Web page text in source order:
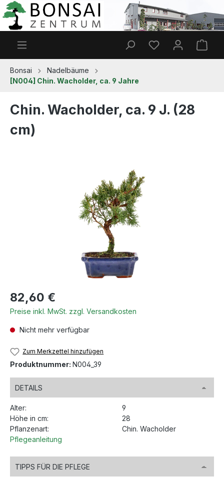
Zum Hauptinhalt springen
Du hast 0
Bonsai
Nadelbäume
[N004] Chin. Wacholder, ca. 9 Jahre
Chin. Wacholder, ca. 9 J. (28
cm)
Regulärer Preis:
82,60 €
Preise inkl. MwSt. zzgl. Versandkosten
Nicht mehr verfügbar
Zum Merkzettel hinzufügen
Produktnummer: N004_39
DETAILS
Alter:
9
Höhe in cm:
28
Pflanzenart:
Chin. Wacholder
Pflegeanleitung
TIPPS FÜR DIE PFLEGE